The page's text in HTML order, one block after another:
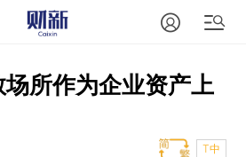
所作为企业资产上
T中